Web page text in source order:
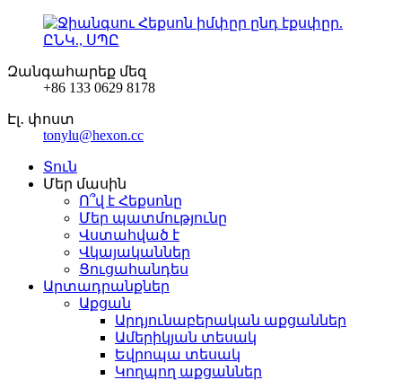
Զանգահարեք մեզ
+86 133 0629 8178
Էլ․ փոստ
tonylu@hexon.cc
Տուն
Մեր մասին
Ո՞վ է Հեքսոնը
Մեր պատմությունը
Վստահված է
Վկայականներ
Ցուցահանդես
Արտադրանքներ
Աքցան
Արդյունաբերական աքցաններ
Ամերիկյան տեսակ
Եվրոպա տեսակ
Կողպող աքցաններ